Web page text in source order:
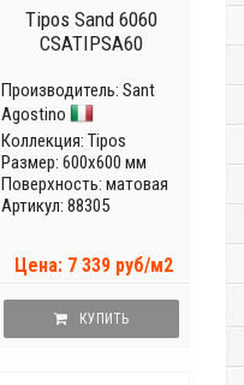
Tipos Sand 6060
CSATIPSA60
Производитель: Sant
Agostino
Коллекция: Tipos
Размер: 600x600 мм
Поверхность: матовая
Артикул: 88305
Цена: 7 339 руб/м2
КУПИТЬ